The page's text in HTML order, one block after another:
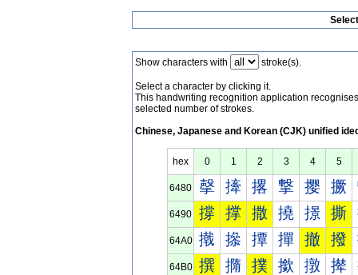
Show characters with stroke(s).
Select a character by clicking it.
This handwriting recognition application
selected number of strokes.
Chinese, Japanese and Korean (CJK) unified
hex 0 1 2 3 4 5
6480 撀 撁 撂 撃 撄 撅
6490 撐 撑 撒 撓 撔 撕
64A0 撠 撡 撢 撣 撤 撥
64B0 撰 撱 撲 撳 撴 撵